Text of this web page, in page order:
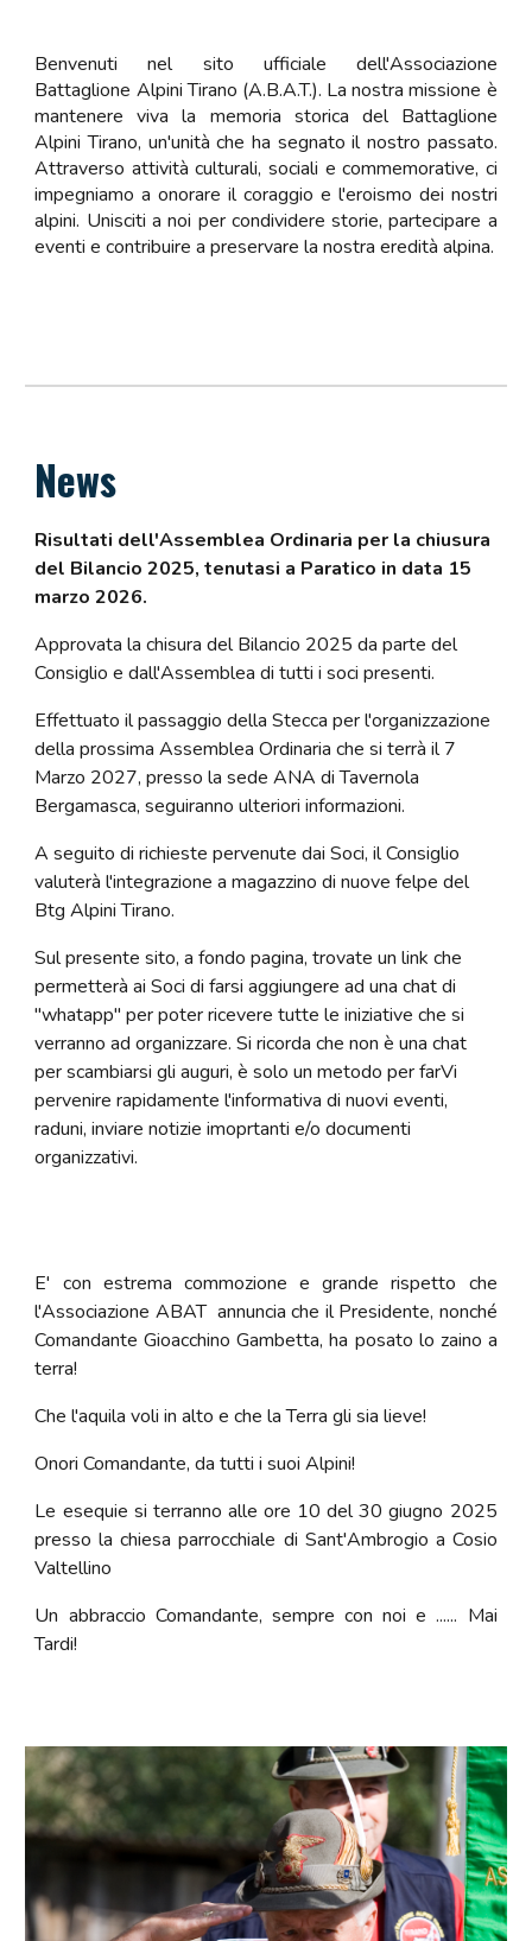
Benvenuti nel sito ufficiale dell'Associazione
Battaglione Alpini Tirano (A.B.A.T.). La nostra missione è
mantenere viva la memoria storica del Battaglione
Alpini Tirano, un'unità che ha segnato il nostro passato.
Attraverso attività culturali, sociali e commemorative, ci
impegniamo a onorare il coraggio e l'eroismo dei nostri
alpini. Unisciti a noi per condividere storie, partecipare a
eventi e contribuire a preservare la nostra eredità alpina.
News
Risultati dell'Assemblea Ordinaria per la chiusura
del Bilancio 2025, tenutasi a Paratico in data 15
marzo 2026.
Approvata la chisura del Bilancio 2025 da parte del
Consiglio e dall'Assemblea di tutti i soci presenti.
Effettuato il passaggio della Stecca per l'organizzazione
della prossima Assemblea Ordinaria che si terrà il 7
Marzo 2027, presso la sede ANA di Tavernola
Bergamasca, seguiranno ulteriori informazioni.
A seguito di richieste pervenute dai Soci, il Consiglio
valuterà l'integrazione a magazzino di nuove felpe del
Btg Alpini Tirano.
Sul presente sito, a fondo pagina, trovate un link che
permetterà ai Soci di farsi aggiungere ad una chat di
"whatapp" per poter ricevere tutte le iniziative che si
verranno ad organizzare. Si ricorda che non è una chat
per scambiarsi gli auguri, è solo un metodo per farVi
pervenire rapidamente l'informativa di nuovi eventi,
raduni, inviare notizie imoprtanti e/o documenti
organizzativi.
E' con estrema commozione e grande rispetto che
l'Associazione ABAT annuncia che il Presidente, nonché
Comandante Gioacchino Gambetta, ha posato lo zaino a
terra!
Che l'aquila voli in alto e che la Terra gli sia lieve!
Onori Comandante, da tutti i suoi Alpini!
Le esequie si terranno alle ore 10 del 30 giugno 2025
presso la chiesa parrocchiale di Sant'Ambrogio a Cosio
Valtellino
Un abbraccio Comandante, sempre con noi e ...... Mai
Tardi!